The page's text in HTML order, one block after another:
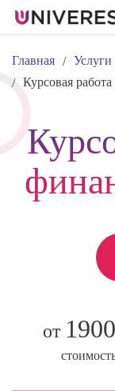
Главная /
/ Курсовая
от 1900